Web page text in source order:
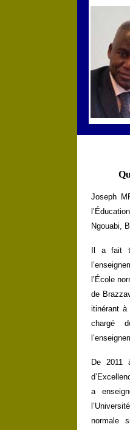
Joseph
Ngouabi,
Il a fait
l’École
de
itinérant
chargé
De 2011
a
normale